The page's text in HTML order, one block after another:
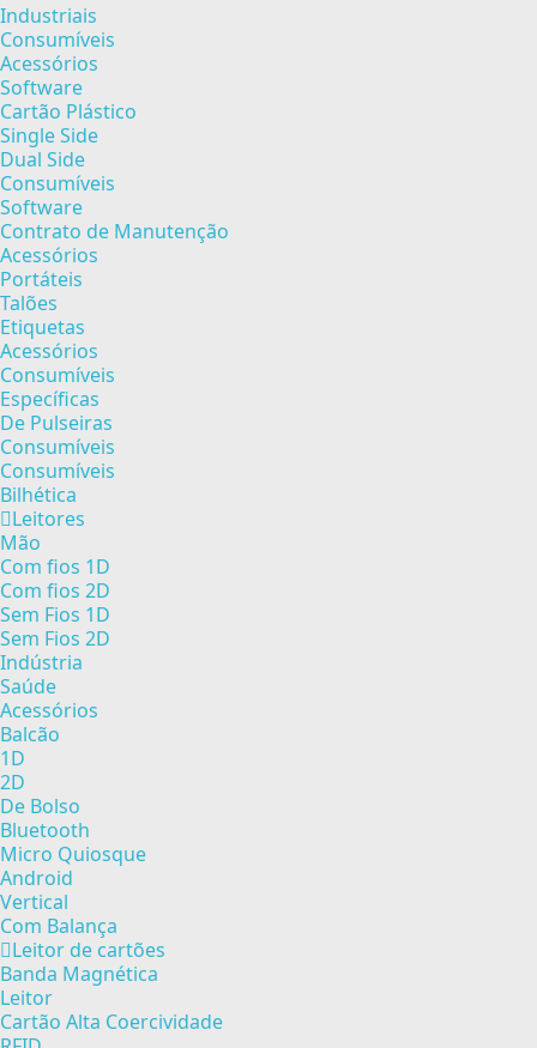
Industriais
Consumíveis
Acessórios
Software
Cartão Plástico
Single Side
Dual Side
Consumíveis
Software
Contrato de Manutenção
Acessórios
Portáteis
Talões
Etiquetas
Acessórios
Consumíveis
Específicas
De Pulseiras
Consumíveis
Consumíveis
Bilhética
Leitores
Mão
Com fios 1D
Com fios 2D
Sem Fios 1D
Sem Fios 2D
Indústria
Saúde
Acessórios
Balcão
1D
2D
De Bolso
Bluetooth
Micro Quiosque
Android
Vertical
Com Balança
Leitor de cartões
Banda Magnética
Leitor
Cartão Alta Coercividade